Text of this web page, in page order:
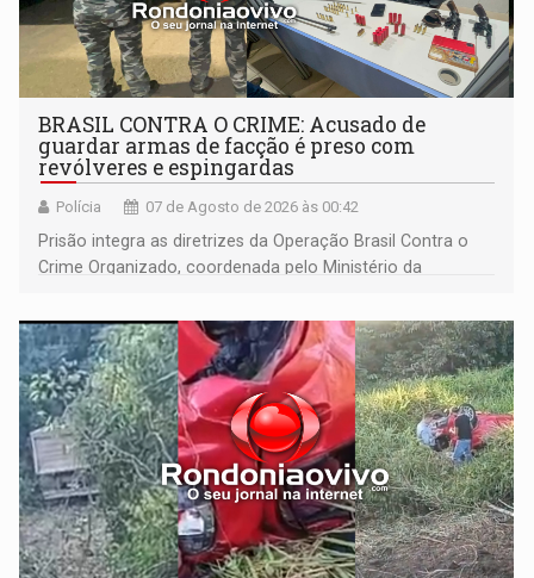
BRASIL CONTRA O CRIME: Acusado de
guardar armas de facção é preso com
revólveres e espingardas
Polícia 07 de Agosto de 2026 às 00:42
Prisão integra as diretrizes da Operação Brasil Contra o
Crime Organizado, coordenada pelo Ministério da